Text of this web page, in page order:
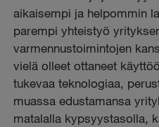
aikaisempi ja helpommin
parempi yhteistyö
varmennustoimintojen
vielä olleet ottaneet
tukevaa teknologiaa,
muassa edustamansa
matalalla kypsyystasolla,